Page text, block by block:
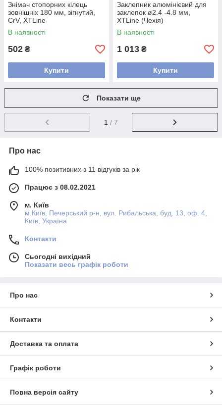
Знімач стопорних кілець
зовнішніх 180 мм, зігнутий,
CrV, XTLine
В наявності
502 ₴
Купити
Заклепник алюмінієвий для
заклепок ø2.4 -4.8 мм,
XTLine (Чехія)
В наявності
1 013 ₴
Купити
Показати ще
1 / 7
Про нас
100% позитивних з 11 відгуків за рік
Працює з 08.02.2021
м. Київ
м.Київ, Печерський р-н, вул. Рибальська, буд. 13, оф. 4,
Київ, Україна
Контакти
Сьогодні вихідний
Показати весь графік роботи
Про нас
Контакти
Доставка та оплата
Графік роботи
Повна версія сайту